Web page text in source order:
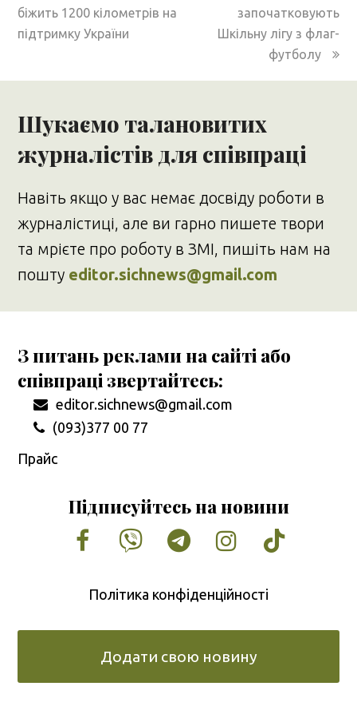
post:
біжить 1200 кілометрів на
підтримку України
post:
започатковують
Шкільну лігу з флаг-
футболу
Шукаємо талановитих
журналістів для співпраці
Навіть якщо у вас немає досвіду роботи в
журналістиці, але ви гарно пишете твори
та мрієте про роботу в ЗМІ, пишіть нам на
пошту editor.sichnews@gmail.com
З питань реклами на сайті або
співпраці звертайтесь:
editor.sichnews@gmail.com
(093)377 00 77
Прайс
Підписуйтесь на новини
Facebook
VimeoTumblrInstagram
Tiktok
Політика конфіденційності
Додати свою новину